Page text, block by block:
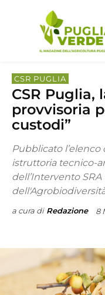
CSR PUGLIA
CSR Puglia,
provvisoria
custodi”
Pubblicato
istruttoria tecnico-
dell’Intervento
a cura di Redazione 8